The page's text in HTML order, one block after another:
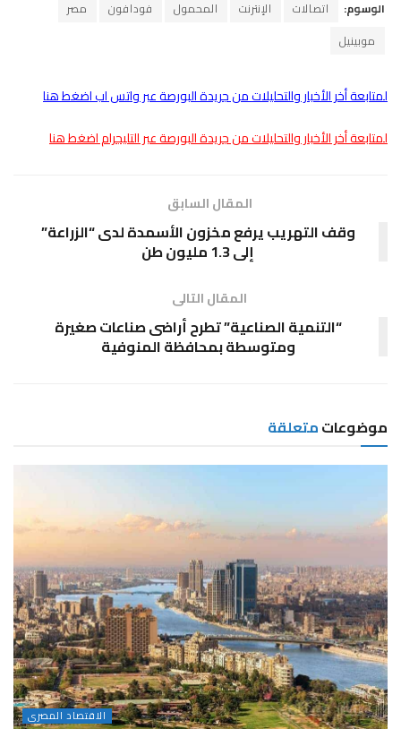
الوسوم: اتصالات الإنترنت المحمول فودافون
مصر
موبينيل
لمتابعة أخر الأخبار والتحليلات من جريدة البورصة عبر واتس اب اضغط هنا
لمتابعة أخر الأخبار والتحليلات من جريدة البورصة عبر التليجرام اضغط هنا
المقال السابق
وقف التهريب يرفع مخزون الأسمدة لدى “الزراعة”
إلى 1.3 مليون طن
المقال التالى
“التنمية الصناعية” تطرح أراضى صناعات صغيرة
ومتوسطة بمحافظة المنوفية
موضوعاتمتعلقة
الاقتصاد المصرى